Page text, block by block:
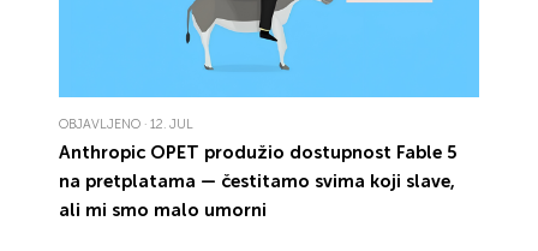
OBJAVLJENO · 12. JUL
Anthropic OPET produžio dostupnost Fable 5
na pretplatama — čestitamo svima koji slave,
ali mi smo malo umorni